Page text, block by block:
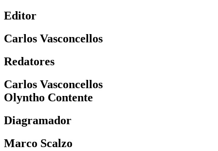
Editor
Carlos Vasconcellos
Redatores
Carlos Vasconcellos
Olyntho Contente
Diagramador
Marco Scalzo